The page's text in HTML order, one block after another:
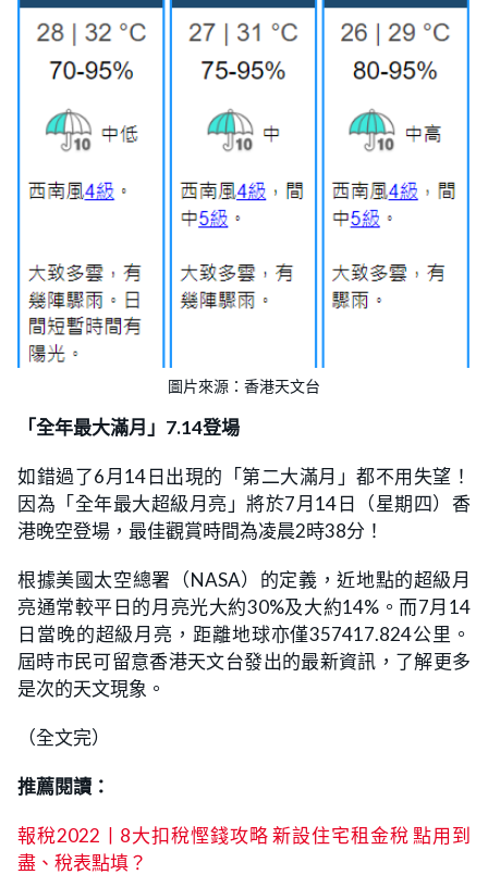
圖片來源：香港天文台
「全年最大滿月」7.14登場
如錯過了6月14日出現的「第二大滿月」都不用失望！
因為「全年最大超級月亮」將於7月14日（星期四）香
港晚空登場，最佳觀賞時間為凌晨2時38分！
根據美國太空總署（NASA）的定義，近地點的超級月
亮通常較平日的月亮光大約30%及大約14%。而7月14
日當晚的超級月亮，距離地球亦僅357417.824公里。
屆時市民可留意香港天文台發出的最新資訊，了解更多
是次的天文現象。
（全文完）
推薦閱讀：
報稅2022丨8大扣稅慳錢攻略 新設住宅租金稅 點用到
盡、稅表點填？